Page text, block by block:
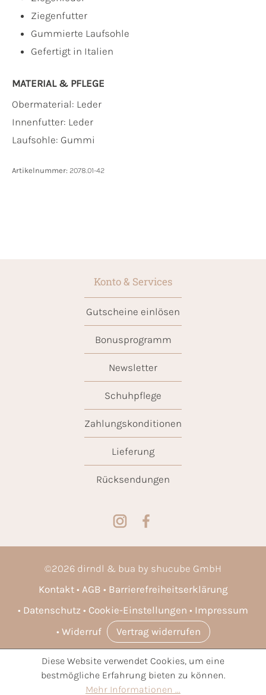
Ziegenfutter
Gummierte Laufsohle
Gefertigt in Italien
MATERIAL & PFLEGE
Obermaterial: Leder
Innenfutter: Leder
Laufsohle: Gummi
Artikelnummer: 2078.01-42
Konto & Services
Gutscheine einlösen
Bonusprogramm
Newsletter
Schuhpflege
Zahlungskonditionen
Lieferung
Rücksendungen
©2026 dirndl & bua by shucube GmbH
Kontakt
AGB
Barrierefreiheitserklärung
Datenschutz
Cookie-Einstellungen
Impressum
Widerruf
Vertrag widerrufen
* Alle Preise inkl. gesetzl. Mehrwertsteuer zzgl.Versandkosten
und ggf. Nachnahmegebühren, wenn nicht anders angegeben.
Diese Website verwendet Cookies, um eine
bestmögliche Erfahrung bieten zu können.
Mehr Informationen ...